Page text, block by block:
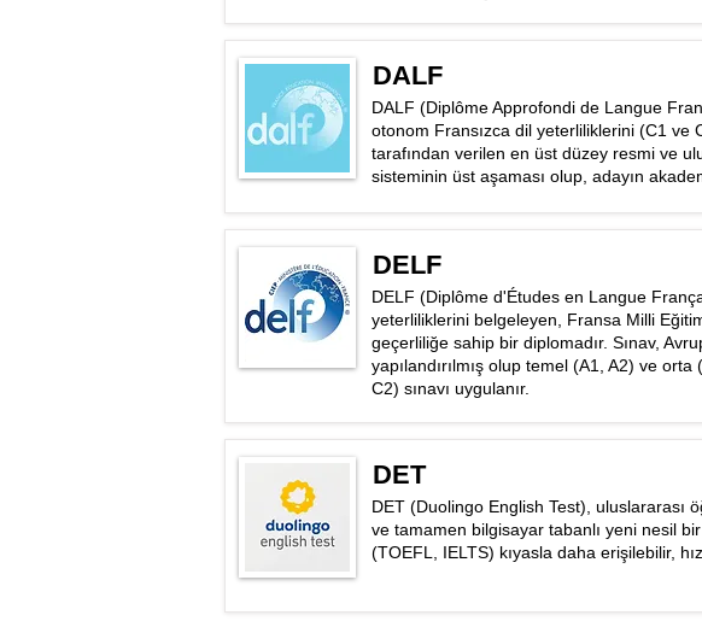
DALF
DALF (Diplôme Approfondi de Langue
otonom Fransızca dil yeterliliklerini (C1 ve
tarafından verilen en üst düzey resmi ve
sisteminin üst aşaması olup, adayın
DELF
DELF (Diplôme d'Études en Langue
yeterliliklerini belgeleyen, Fransa Milli
geçerliliğe sahip bir diplomadır. Sınav,
yapılandırılmış olup temel (A1, A2) ve
C2) sınavı uygulanır.
DET
DET (Duolingo English Test), uluslararası
ve tamamen bilgisayar tabanlı yeni nesil
(TOEFL, IELTS) kıyasla daha erişilebilir,